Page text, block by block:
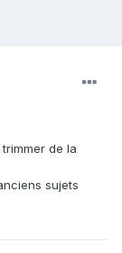
de la
sujets